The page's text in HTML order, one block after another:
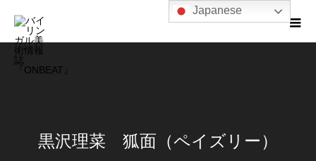
黒沢理菜 狐面（ペイズリー）
Japanese